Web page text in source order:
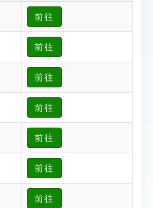
前往
前往
前往
前往
前往
前往
前往